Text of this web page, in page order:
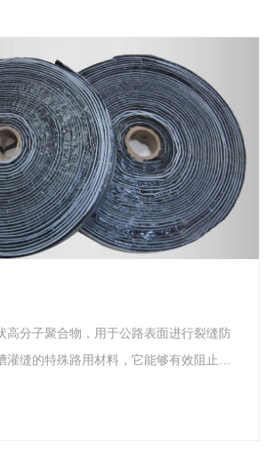
高分子聚合物，用于公路表面进行裂缝防
灌缝的特殊路用材料，它能够有效阻止雨